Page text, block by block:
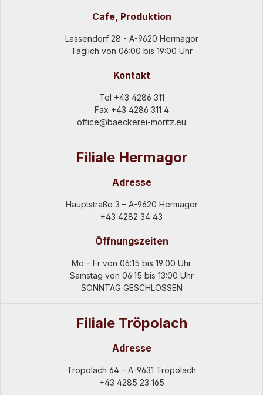
Cafe, Produktion
Lassendorf 28 - A-9620 Hermagor
Täglich von 06:00 bis 19:00 Uhr
Kontakt
Tel +43 4286 311
Fax +43 4286 311 4
office@baeckerei-moritz.eu
Filiale Hermagor
Adresse
Hauptstraße 3 – A-9620 Hermagor
+43 4282 34 43
Öffnungszeiten
Mo – Fr von 06:15 bis 19:00 Uhr
Samstag von 06:15 bis 13:00 Uhr
SONNTAG GESCHLOSSEN
Filiale Tröpolach
Adresse
Tröpolach 64 – A-9631 Tröpolach
+43 4285 23 165